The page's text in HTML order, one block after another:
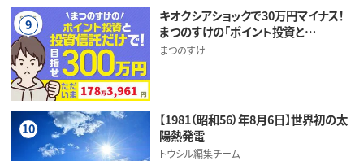
9
キオクシアショックで30万円マイナス！
まつのすけの「ポイント投資と…
まつのすけ
10
【1981（昭和56）年8月6日】世界初の太
陽熱発電
トウシル編集チーム